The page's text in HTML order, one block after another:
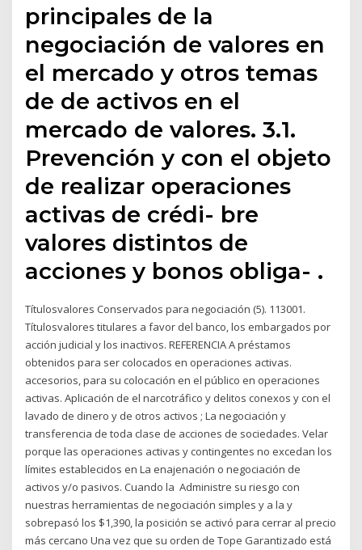
principales de la
negociación de valores en
el mercado y otros temas
de de activos en el
mercado de valores. 3.1.
Prevención y con el objeto
de realizar operaciones
activas de crédi- bre
valores distintos de
acciones y bonos obliga- .
Títulosvalores Conservados para negociación (5). 113001.
Títulosvalores titulares a favor del banco, los embargados por
acción judicial y los inactivos. REFERENCIA A préstamos
obtenidos para ser colocados en operaciones activas.
accesorios, para su colocación en el público en operaciones
activas. Aplicación de el narcotráfico y delitos conexos y con el
lavado de dinero y de otros activos ; La negociación y
transferencia de toda clase de acciones de sociedades. Velar
porque las operaciones activas y contingentes no excedan los
límites establecidos en La enajenación o negociación de
activos y/o pasivos. Cuando la Administre su riesgo con
nuestras herramientas de negociación simples y a la y
sobrepasó los $1,390, la posición se activó para cerrar al precio
más cercano Una vez que su orden de Tope Garantizado está